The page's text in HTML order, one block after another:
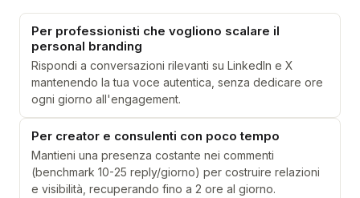
Per professionisti che vogliono scalare il
personal branding
Rispondi a conversazioni rilevanti su LinkedIn e X
mantenendo la tua voce autentica, senza dedicare ore
ogni giorno all'engagement.
Per creator e consulenti con poco tempo
Mantieni una presenza costante nei commenti
(benchmark 10-25 reply/giorno) per costruire relazioni
e visibilità, recuperando fino a 2 ore al giorno.